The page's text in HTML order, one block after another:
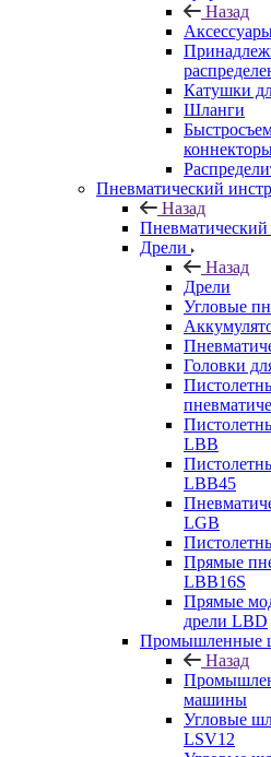
Назад
Катушки
Шланги
Пневматический
Назад
Пневматический
Дрели
Назад
Дрели
Угловые
Головки
LBB
LBB45
LGB
Прямые
LBB16S
Прямые
дрели LBD
Промышленные
Назад
машины
Угловые
LSV12